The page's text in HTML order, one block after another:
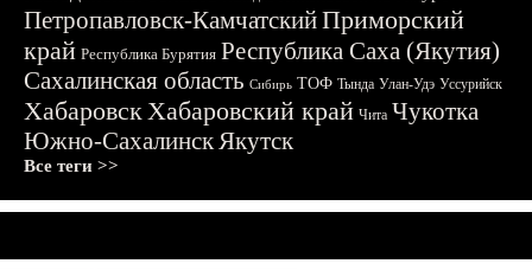
Петропавловск-КамчатскийПриморский
край Республика Бурятия Республика Саха (Якутия)
Сахалинская область Сибирь ТОФ Тында Улан-Удэ Уссурийск
ХабаровскХабаровский край Чита Чукотка
Южно-СахалинскЯкутск
Все теги >>